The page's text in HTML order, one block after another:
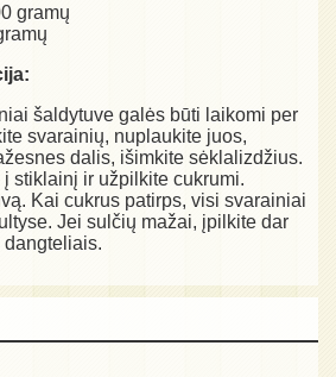
gramų
šaldytuve galės būti laikomi per
svarainių, nuplaukite juos,
dalis, išimkite sėklalizdžius.
stiklainį ir užpilkite cukrumi.
Kai cukrus patirps, visi svarainiai
Jei sulčių mažai, įpilkite dar